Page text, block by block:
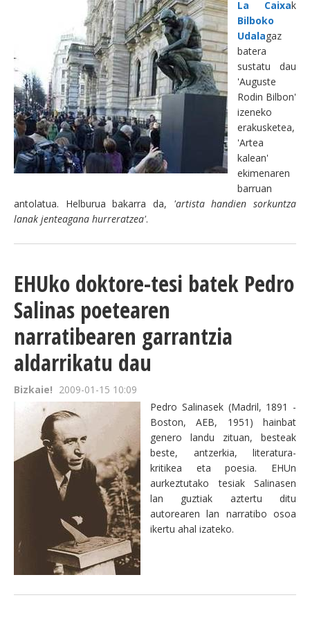
La Caixak
Bilboko
Udalagaz
batera
sustatu dau
'Auguste
Rodin Bilbon'
izeneko
erakusketea,
'Artea
kalean'
ekimenaren
barruan
antolatua. Helburua bakarra da, 'artista handien sorkuntza
lanak jenteagana hurreratzea'.
EHUko doktore-tesi batek Pedro
Salinas poetearen
narratibearen garrantzia
aldarrikatu dau
Bizkaie! 2009-01-15 10:09
Pedro Salinasek (Madril, 1891 -
Boston, AEB, 1951) hainbat
genero landu zituan, besteak
beste, antzerkia, literatura-
kritikea eta poesia. EHUn
aurkeztutako tesiak Salinasen
lan guztiak aztertu ditu
autorearen lan narratibo osoa
ikertu ahal izateko.